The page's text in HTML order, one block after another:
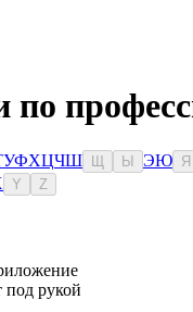
по
УФХЦЧШ Ы ЭЮ Я
Y Z
под рукой